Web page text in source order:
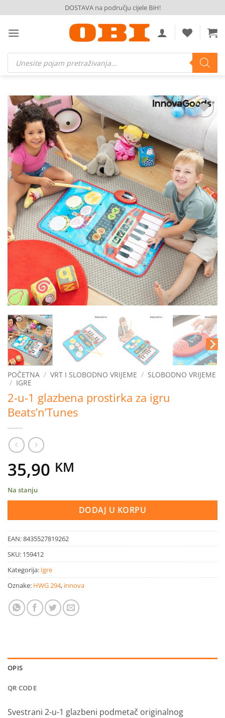
to
content
DOSTAVA na području cijele BiH!
Products
search
Dodaj
na
listu
želja
POČETNA / VRT I SLOBODNO VRIJEME / SLOBODNO VRIJEME
/ IGRE
2-u-1 glazbena prostirka za igru
Beats’n’Tunes
35,90 KM
Na stanju
DODAJ U KORPU
EAN:8435527819262
SKU: 159412
Kategorija: Igre
Oznake: HWG 294, innova
OPIS
QR CODE
Svestrani 2-u-1 glazbeni podmetač originalnog